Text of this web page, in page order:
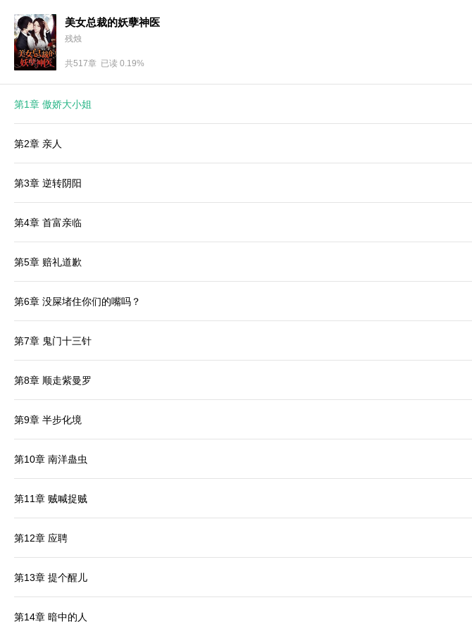
美女总裁的妖孽神医
残烛
共517章 已读 0.19%
第1章 傲娇大小姐
第2章 亲人
第3章 逆转阴阳
第4章 首富亲临
第5章 赔礼道歉
第6章 没屎堵住你们的嘴吗？
第7章 鬼门十三针
第8章 顺走紫曼罗
第9章 半步化境
第10章 南洋蛊虫
第11章 贼喊捉贼
第12章 应聘
第13章 提个醒儿
第14章 暗中的人